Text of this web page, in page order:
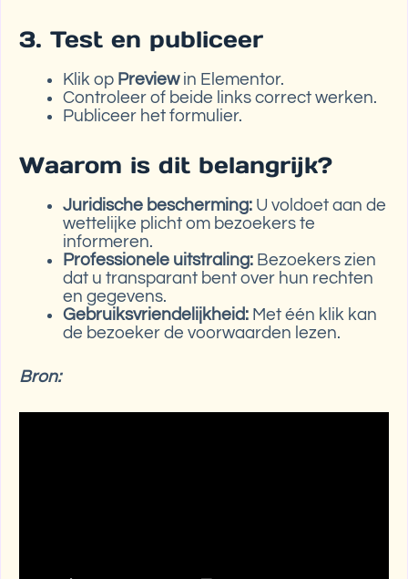
3. Test en publiceer
Klik op Previewin Elementor.
Controleer of beide links correct werken.
Publiceer het formulier.
Waarom is dit belangrijk?
Juridische bescherming:U voldoet aan de
wettelijke plicht om bezoekers te
informeren.
Professionele uitstraling:Bezoekers zien
dat u transparant bent over hun rechten
en gegevens.
Gebruiksvriendelijkheid:Met één klik kan
de bezoeker de voorwaarden lezen.
Bron: